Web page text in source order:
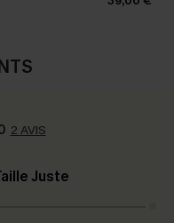
2 AVIS
Juste